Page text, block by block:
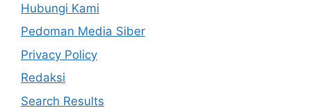
Hubungi Kami
Pedoman Media Siber
Privacy Policy
Redaksi
Search Results